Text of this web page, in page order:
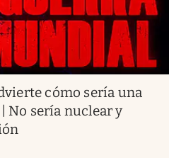
cómo sería una
No sería nuclear y